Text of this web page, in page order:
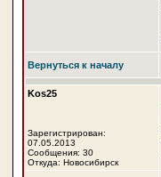
Вернуться к началу
Kos25
Зарегистрирован:
07.05.2013
Сообщения: 30
Откуда: Новосибирск